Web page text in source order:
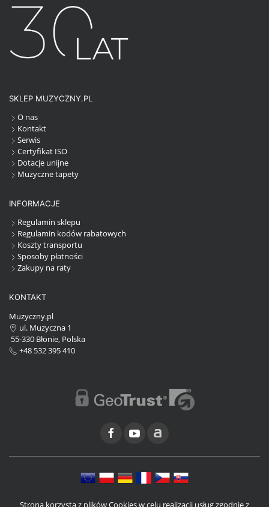
SKLEP MUZYCZNY.PL
O nas
Kontakt
Serwis
Certyfikat ISO
Dotacje unijne
Muzyczne tapety
INFORMACJE
Regulamin sklepu
Regulamin kodów rabatowych
Koszty transportu
Sposoby płatności
Zakupy na raty
KONTAKT
Muzyczny.pl
ul. Muzyczna 1
55-330 Błonie, Polska
+48 532 395 410
Strona korzysta z plików Cookies w celu realizacji usług zgodnie z